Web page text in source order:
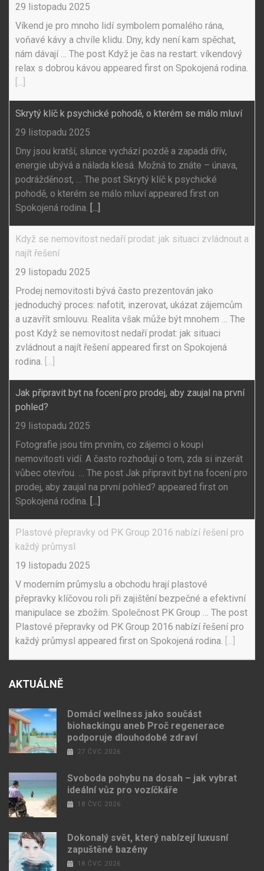
29 listopadu 2025
Víkend je pro mnoho lidí symbolem pomalého rána,
voňavé kávy a chvíle klidu. Dny, kdy není kam spěchat,
nám dávají … The post Když je čas na restart: víkendový
relax s dobrou kávou appeared first on Spokojená rodina.
[...]
Skrytý klíč k psychické pohodě, o kterém se málo mluví
29 listopadu 2025
Dny jsou kratší, slunce vychází pozdě a zapadá dřív,
energie ubývá a nálada klesá. Možná to znáte – únava,
podrážděnost, … The post Skrytý klíč k psychické
pohodě, o kterém se málo mluví appeared first on
Spokojená rodina. [...]
Když se nemovitost nedaří prodat: jak situaci zvládnout a
najít řešení
29 listopadu 2025
Prodej nemovitosti bývá často prezentován jako
jednoduchý proces: nafotit, inzerovat, ukázat zájemcům
a uzavřít smlouvu. Realita však může být mnohem … The
post Když se nemovitost nedaří prodat: jak situaci
zvládnout a najít řešení appeared first on Spokojená
rodina. [...]
Jak připravit byt na focení pro prodej, aby zaujal na první
pohled?
29 listopadu 2025
Fotografie jsou tím prvním, co zájemci o koupi
nemovitosti vidí. A často rozhodují o tom, zda si inzerát
vůbec otevřou. … The post Jak připravit byt na focení pro
prodej, aby zaujal na první pohled? appeared first on
Spokojená rodina. [...]
Plastové přepravky od PK Group 2016 nabízí řešení pro
každý průmysl
19 listopadu 2025
V moderním průmyslu a obchodu hrají plastové
přepravky klíčovou roli při zajištění bezpečné a efektivní
manipulace se zbožím. Společnost PK Group … The post
Plastové přepravky od PK Group 2016 nabízí řešení pro
každý průmysl appeared first on Spokojená rodina. [...]
AKTUÁLNĚ
Domácí wellness jako součást
biohackingu aneb Proč regenerace
podporuje dlouhodobé zdraví
27 ČVC 2026
Svoboda pohybu na dosah – jak vybrat
ideální vůz pro vozíčkáře
18 ČVC 2026
Dokonalý svět, který nabízejí luxusní
zapuštěné bazény
18 ČVC 2026